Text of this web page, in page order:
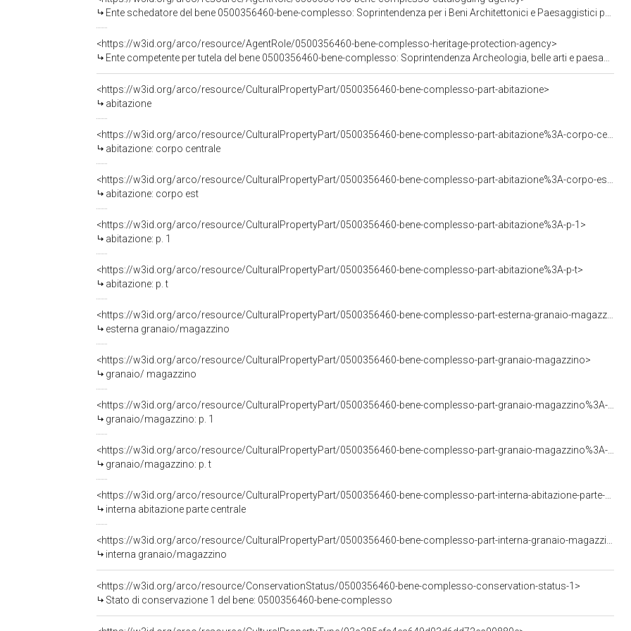
Ente schedatore del bene 0500356460-bene-complesso: Soprintendenza per i Beni Architettonici e Paesaggistici per le province di Verona Rovigo e Vicenza
<https://w3id.org/arco/resource/AgentRole/0500356460-bene-complesso-heritage-protection-agency>
Ente competente per tutela del bene 0500356460-bene-complesso: Soprintendenza Archeologia, belle arti e paesaggio per le province di Verona, Rovigo e Vicenza
<https://w3id.org/arco/resource/CulturalPropertyPart/0500356460-bene-complesso-part-abitazione>
abitazione
abitazione: corpo centrale
abitazione: corpo est
<https://w3id.org/arco/resource/CulturalPropertyPart/0500356460-bene-complesso-part-abitazione%3A-p-1>
abitazione: p. 1
<https://w3id.org/arco/resource/CulturalPropertyPart/0500356460-bene-complesso-part-abitazione%3A-p-t>
abitazione: p. t
esterna granaio/magazzino
<https://w3id.org/arco/resource/CulturalPropertyPart/0500356460-bene-complesso-part-granaio-magazzino>
granaio/ magazzino
granaio/magazzino: p. 1
granaio/magazzino: p. t
interna abitazione parte centrale
interna granaio/magazzino
<https://w3id.org/arco/resource/ConservationStatus/0500356460-bene-complesso-conservation-status-1>
Stato di conservazione 1 del bene: 0500356460-bene-complesso